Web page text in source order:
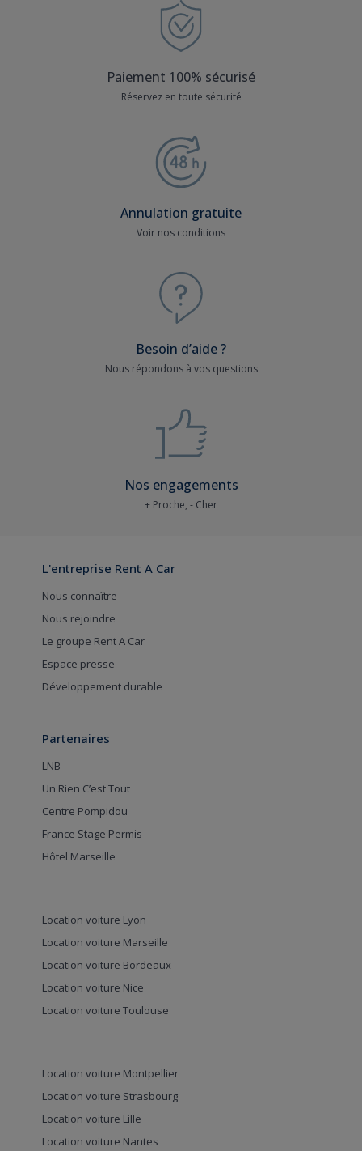
Paiement 100% sécurisé
Réservez en toute sécurité
Annulation gratuite
Voir nos conditions
Besoin d’aide ?
Nous répondons à vos questions
Nos engagements
+ Proche, - Cher
L'entreprise Rent A Car
Nous connaître
Nous rejoindre
Le groupe Rent A Car
Espace presse
Développement durable
Partenaires
LNB
Un Rien C’est Tout
Centre Pompidou
France Stage Permis
Hôtel Marseille
Location voiture Lyon
Location voiture Marseille
Location voiture Bordeaux
Location voiture Nice
Location voiture Toulouse
Location voiture Montpellier
Location voiture Strasbourg
Location voiture Lille
Location voiture Nantes